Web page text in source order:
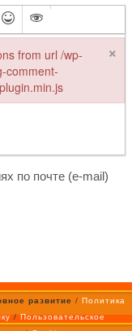
по почте (e-mail)
развитие / Политика
/Пользовательское
from url /wp-
comment-
×
url /wp-content/